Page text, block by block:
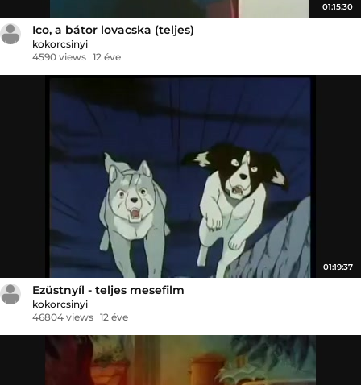
01:15:30
Ico, a bátor lovacska (teljes)
kokorcsinyi
4590 views 12 éve
01:19:37
Ezüstnyíl - teljes mesefilm
kokorcsinyi
46804 views 12 éve